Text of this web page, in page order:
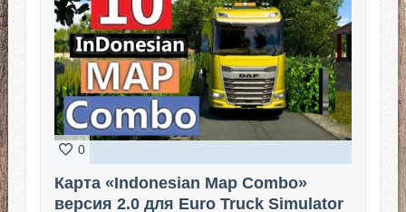
0
Карта «Indonesian Map Combo»
версия 2.0 для Euro Truck Simulator